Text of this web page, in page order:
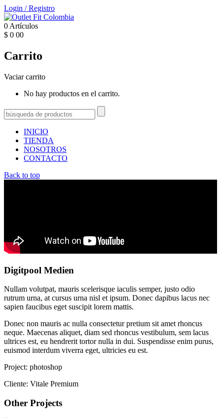
Login /Registro
0 Artículos
$ 0 00
Carrito
Vaciar carrito
No hay productos en el carrito.
INICIO
TIENDA
NOSOTROS
CONTACTO
Back to top
Digitpool Medien
Nullam volutpat, mauris scelerisque iaculis semper, justo odio
rutrum urna, at cursus urna nisl et ipsum. Donec dapibus lacus nec
sapien faucibus eget suscipit lorem mattis.
Donec non mauris ac nulla consectetur pretium sit amet rhoncus
neque. Maecenas aliquet, diam sed rhoncus vestibulum, sem lacus
ultrices est, eu hendrerit tortor nulla in dui. Suspendisse enim purus,
euismod interdum viverra eget, ultricies eu est.
Project: photoshop
Cliente: Vitale Premium
Other Projects